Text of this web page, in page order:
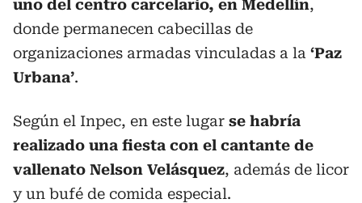
uno del centro carcelario, en Medellín,
donde permanecen cabecillas de
organizaciones armadas vinculadas a la ‘Paz
Urbana’.
Según el Inpec, en este lugar se habría
realizado una fiesta con el cantante de
vallenato Nelson Velásquez, además de licor
y un bufé de comida especial.